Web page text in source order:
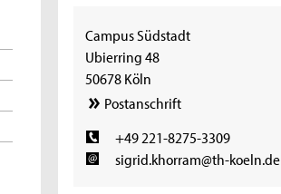
Campus Südstadt
Ubierring 48
50678 Köln
Postanschrift
+49 221-8275-3309
sigrid.khorram@th-koeln.de